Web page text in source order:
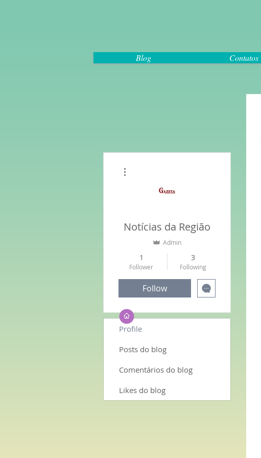
Blog Contatos
Notícias da Região
Admin
1
Follower
3
Following
Follow
Profile
Posts do blog
Comentários do blog
Likes do blog